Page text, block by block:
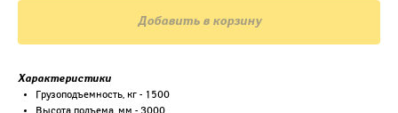
Добавить в корзину
Характеристики
Грузоподъемность, кг - 1500
Высота подъема, мм - 3000